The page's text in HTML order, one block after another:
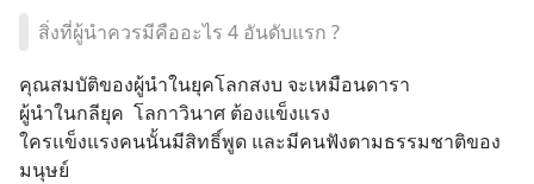
สิ่งที่ผู้นำควรมีคืออะไร 4 อันดับแรก ?
คุณสมบัติของผู้นำในยุคโลกสงบ จะเหมือนดารา
ผู้นำในกลียุค  โลกาวินาศ ต้องแข็งแรง
ใครแข็งแรงคนนั้นมีสิทธิ์พูด และมีคนฟังตามธรรมชาติของ
มนุษย์